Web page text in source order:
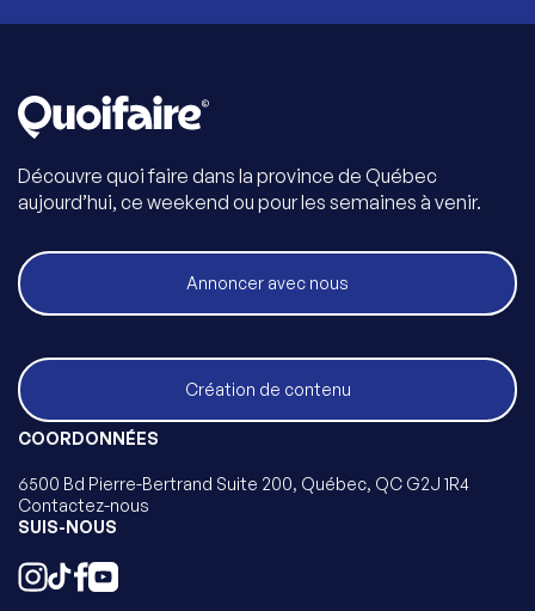
Découvre quoi faire dans la province de Québec
aujourd’hui, ce weekend ou pour les semaines à venir.
Annoncer avec nous
Création de contenu
COORDONNÉES
6500 Bd Pierre-Bertrand Suite 200, Québec, QC G2J 1R4
Contactez-nous
SUIS-NOUS